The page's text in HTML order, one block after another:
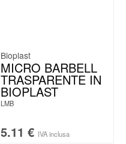
Bioplast
MICRO BARBELL
TRASPARENTE IN
BIOPLAST
LMB
5.11 € IVA inclusa